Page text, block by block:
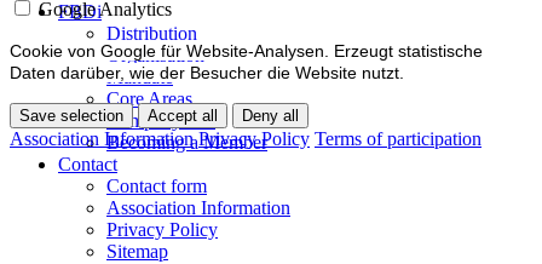
FBDi
Distribution
Organisation
Mandate
Core Areas
Company lists
Becoming a Member
Contact
Contact form
Association Information
Privacy Policy
Sitemap
Google Analytics
Cookie von Google für Website-Analysen. Erzeugt statistische
Daten darüber, wie der Besucher die Website nutzt.
Save selection Accept all Deny all
Association Information Privacy Policy Terms of participation